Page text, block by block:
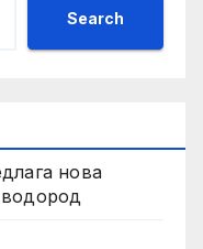
Search
нова